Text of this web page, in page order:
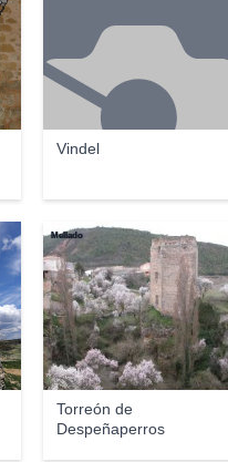
Vindel
Torreón de
Despeñaperros
Mellado